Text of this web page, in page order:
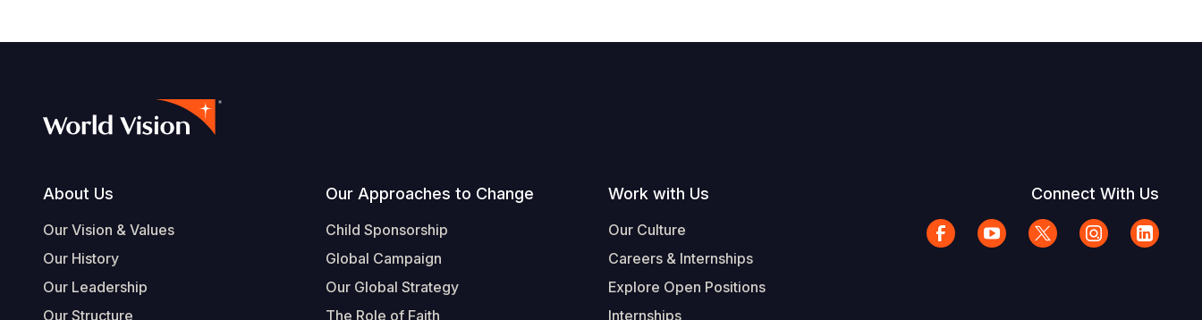
Footer
About Us
Our Vision & Values
Our History
Our Leadership
Our Structure
Our Approaches to Change
Child Sponsorship
Global Campaign
Our Global Strategy
The Role of Faith
Work with Us
Our Culture
Careers & Internships
Explore Open Positions
Internships
Connect With Us